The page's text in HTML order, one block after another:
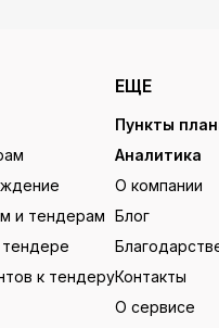
и тендерам
к тендеру
ЕЩЕ
Пункты
Аналитика
О компании
Блог
Контакты
О сервисе